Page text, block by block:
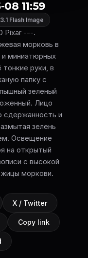
11:59
Flash Image
Pixar ---.
морковь в
миниатюрных
руки, в
папку с
зеленый
Лицо
сдержанность и
зелень
Освещение
на открытый
с высокой
моркови.
X / Twitter
Copy link